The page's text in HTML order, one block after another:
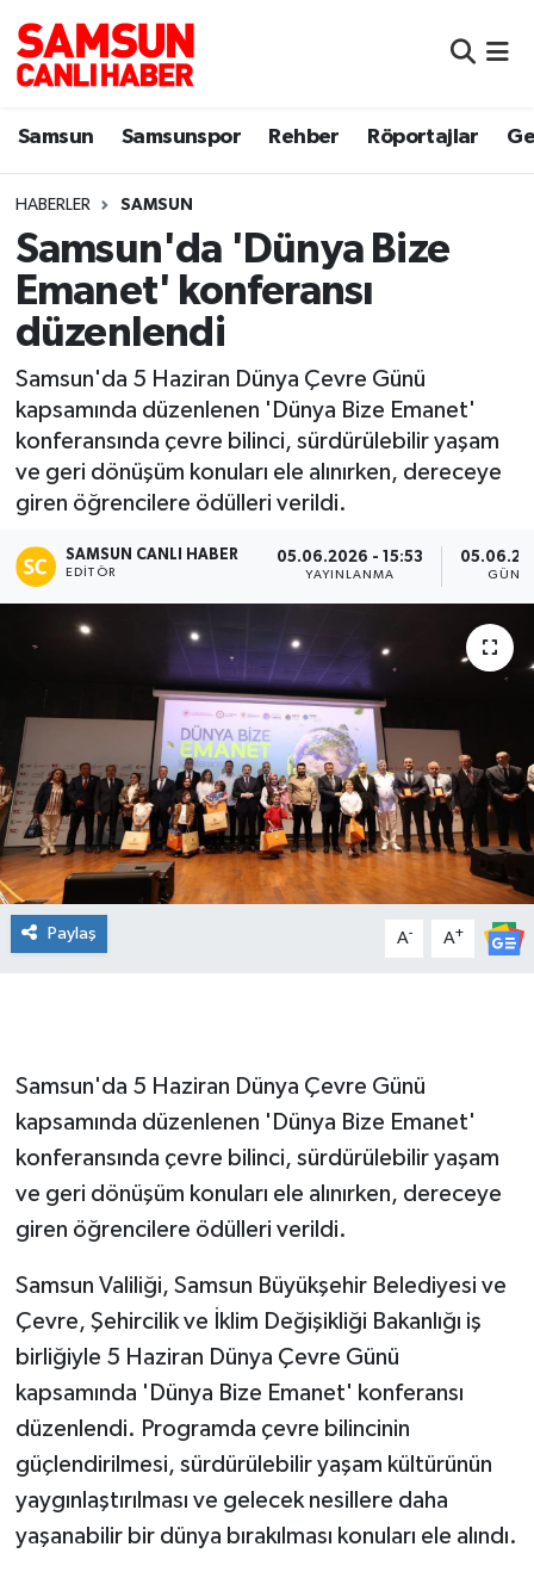
Samsun Samsunspor Rehber Röportajlar
HABERLER SAMSUN
Samsun'da 'Dünya Bize
Emanet' konferansı
düzenlendi
Samsun'da 5 Haziran Dünya Çevre Günü
kapsamında düzenlenen 'Dünya Bize Emanet'
konferansında çevre bilinci, sürdürülebilir yaşam
ve geri dönüşüm konuları ele alınırken, dereceye
giren öğrencilere ödülleri verildi.
SAMSUN CANLI HABER
EDITÖR
05.06.2026 - 15:53
YAYINLANMA
Paylaş A- A+
Samsun'da 5 Haziran Dünya Çevre Günü
kapsamında düzenlenen 'Dünya Bize Emanet'
konferansında çevre bilinci, sürdürülebilir yaşam
ve geri dönüşüm konuları ele alınırken, dereceye
giren öğrencilere ödülleri verildi.
Samsun Valiliği, Samsun Büyükşehir Belediyesi ve
Çevre, Şehircilik ve İklim Değişikliği Bakanlığı iş
birliğiyle 5 Haziran Dünya Çevre Günü
kapsamında 'Dünya Bize Emanet' konferansı
düzenlendi. Programda çevre bilincinin
güçlendirilmesi, sürdürülebilir yaşam kültürünün
yaygınlaştırılması ve gelecek nesillere daha
yaşanabilir bir dünya bırakılması konuları ele alındı.
Samsun
Sokak Röportajları
Dünya
Sağlık
Yemek
Manşet Haberi
Samsun Nöbetçi Eczaneler
Samsun Hava Durumu
Samsun Namaz Vakitleri
Samsun Trafik Yoğunluk Haritası
Süper Lig Puan Durumu ve Fikstür
Son Dakika Haberleri
Haber Arşivi